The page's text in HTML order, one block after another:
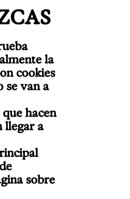
la
cookies
se van a
hacen
llegar a
sobre